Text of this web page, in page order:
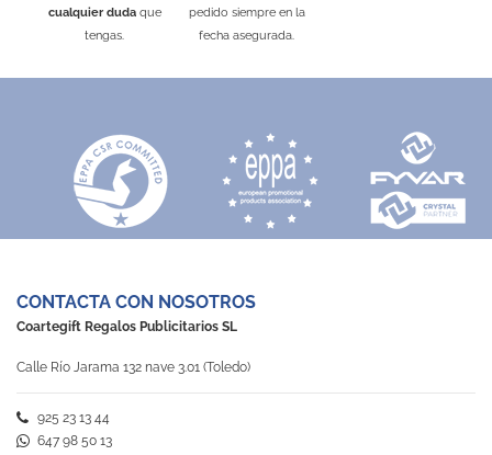
cualquier dudaque
tengas.
pedido siempre en la
fecha asegurada.
CONTACTA CON NOSOTROS
Coartegift Regalos Publicitarios SL
Calle Río Jarama 132 nave 3.01 (Toledo)
925 23 13 44
647 98 50 13